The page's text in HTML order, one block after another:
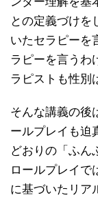
との定義づけを
いたセラピーを
ラピーを言うわ
ラピストも性別
そんな講義の後
ールプレイも迫
どおりの「ふん
ロールプレイで
に基づいたリア